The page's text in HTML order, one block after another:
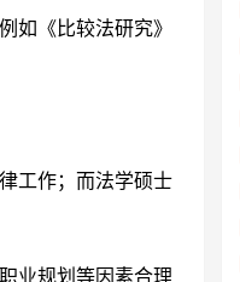
如《比较法研究》
工作；而法学硕士
业规划等因素合理